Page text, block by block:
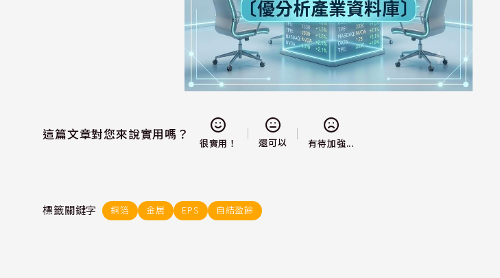
這篇文章對您來說實用嗎？
很實用！ 還可以 有待加強...
標籤關鍵字 銅箔 金居 EPS 自結盈餘